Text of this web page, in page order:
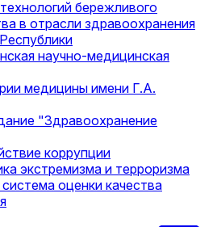
бережливого
в отрасли здравоохранения
научно-медицинская
медицины имени Г.А.
"Здравоохранение
коррупции
экстремизма и терроризма
оценки качества